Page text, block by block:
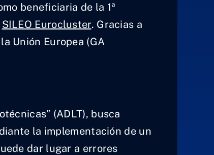
beneficiaria de la 1ª
SILEO Eurocluster. Gracias a
Unión Europea (GA
(ADLT), busca
la implementación de un
dar lugar a errores